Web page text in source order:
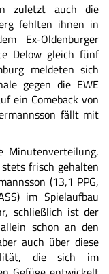
zuletzt auch die
fehlten ihnen in
Ex-Oldenburger
Delow gleich fünf
meldeten sich
gegen die EWE
ein Comeback von
fällt mit
Minutenverteilung,
frisch gehalten
(13,1 PPG,
im Spielaufbau
schließlich ist der
schon an den
auch über diese
die sich im